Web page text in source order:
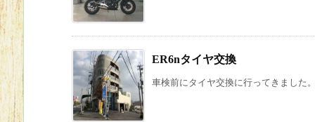
ER6nタイヤ交換
車検前にタイヤ交換に行ってきました